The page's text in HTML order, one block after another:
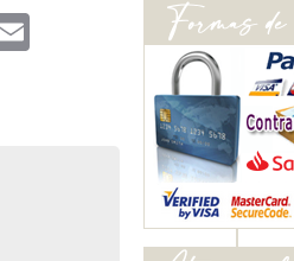
Email